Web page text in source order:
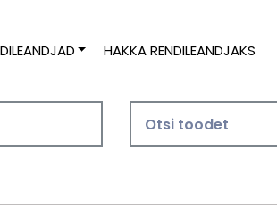
HAKKA RENDILEANDJAKS